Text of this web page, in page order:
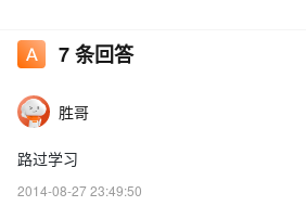
爆发时间和日期都没规律。头痛
7条回答
胜哥
路过学习
2014-08-27 23:49:50